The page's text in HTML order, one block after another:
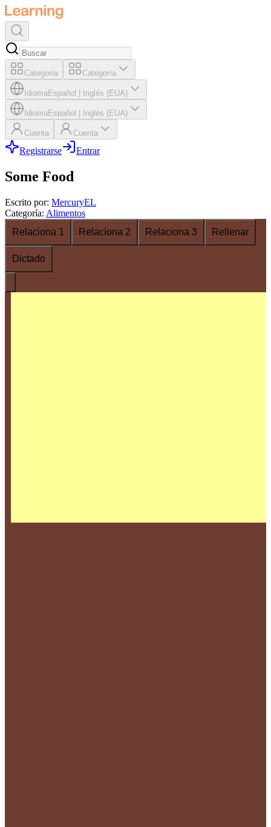
Categoría Categoría
IdiomaEspañol Inglés (EUA)
IdiomaEspañol Inglés (EUA)
Cuenta Cuenta
Registrarse Entrar
Some Food
Escrito por: MercuryEL
Categoría: Alimentos
Relaciona 1
Relaciona 2 Relaciona 3 Rellenar
Dictado